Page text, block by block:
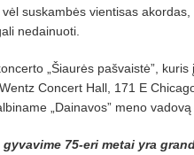
suskambės vientisas akordas,
nedainuoti.
„Šiaurės pa­švaistė”, kuris
Concert Hall, 171 E
„Dainavos” meno vadovą
75-eri me­tai yra